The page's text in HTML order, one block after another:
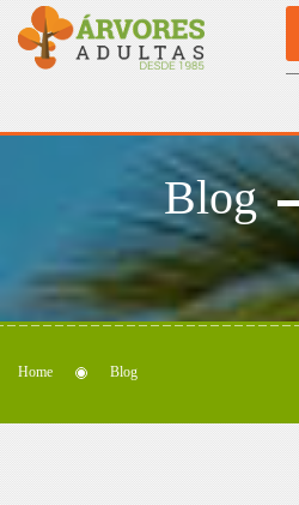
Blog
Home Blog